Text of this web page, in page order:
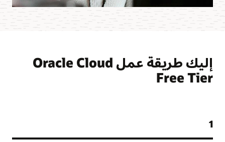
إليك طريقة عمل Oracle Cloud
Free Tier
1